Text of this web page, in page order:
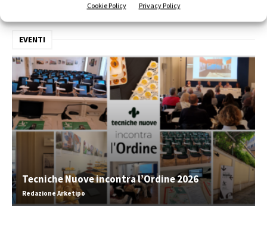
Cookie Policy Privacy Policy
EVENTI
Tecniche Nuove incontra l’Ordine 2026
Redazione Arketipo